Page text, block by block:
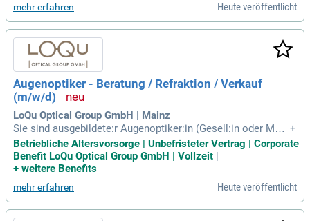
n in Brillenfertigung, Anpassung und Kundenberatung begeis
tern Sie Ihre Kunden. Die Kommunikation auf Deutsch (C1-N
iveau) ist für den Austausch mit unserem Team und den Kun
d:innen entscheidend. Genießen Sie 30 Tage Urlaub, ein fair
es Gehalt mit Erfolgsprämien und vielfältige Weiterbildungs
möglichkeiten für Ihre berufliche Entwicklung. Ihre Gesundh
eit liegt uns am Herzen – profitieren Sie von Gesundheitsm
aßnahmen und einer betrieblichen Altersvorsorge.
mehr erfahren Heute veröffentlicht
Augenoptiker - Beratung / Refraktion / Verkauf
(m/w/d)
LoQu Optical Group GmbH | Mainz
Sie sind ausgebildete:r Augenoptiker:in (Gesell:in oder Meis
ter:in) und suchen eine neue Herausforderung? Sie bringen
Erfahrung in Refraktionen, Sehtests und idealerweise in der
Werkstatt mit. Ihre Leidenschaft liegt in der stilvollen Beratu
e arbeiten eigenständig und teilen Ihr Wissen gerne im Tea
m. Fließende Deutschkenntnisse (C1-Niveau) sorgen für ein
e professionelle Kundenkommunikation. Freuen Sie sich au
+
Betriebliche Altersvorsorge | Unbefristeter Vertrag | Corporate
Benefit LoQu Optical Group GmbH | Vollzeit |
+ weitere Benefits
mehr erfahren Heute veröffentlicht